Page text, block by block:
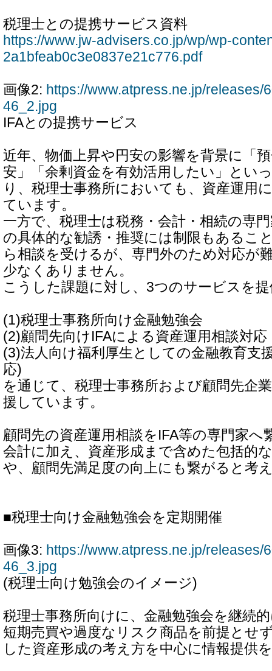
税理士との提携サービス資料
https://www.jw-advisers.co.jp/wp/wp-
2a1bfeab0c3e0837e21c776.pdf
画像2: https://www.atpress.ne.jp/releases/
46_2.jpg
IFAとの提携サービス
近年、物価上昇や円安の影響を背景に「
安」「余剰資金を有効活用したい」とい
り、税理士事務所においても、資産運用
ています。
一方で、税理士は税務・会計・相続の専
の具体的な勧誘・推奨には制限もあるこ
ら相談を受けるが、専門外のため対応が
少なくありません。
こうした課題に対し、3つのサービスを
(1)税理士事務所向け金融勉強会
(2)顧問先向けIFAによる資産運用相談対応
(3)法人向け福利厚生としての金融教育支
応)
を通じて、税理士事務所および顧問先企
援しています。
顧問先の資産運用相談をIFA等の専門家へ
会計に加え、資産形成まで含めた包括的
や、顧問先満足度の向上にも繋がると考
■税理士向け金融勉強会を定期開催
画像3: https://www.atpress.ne.jp/releases/
46_3.jpg
(税理士向け勉強会のイメージ)
税理士事務所向けに、金融勉強会を継続
短期売買や過度なリスク商品を前提とせ
した資産形成の考え方を中心に情報提供